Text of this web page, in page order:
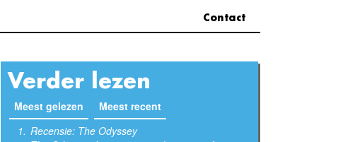
Contact
Verder lezen
Meest gelezen (actieve tabblad)
Meest recent
Recensie: The Odyssey